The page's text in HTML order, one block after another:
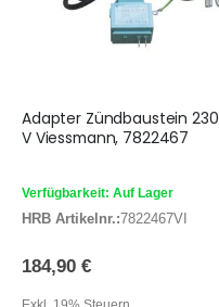
Adapter Zündbaustein 230
V Viessmann, 7822467
Verfügbarkeit: Auf Lager
HRB Artikelnr.:7822467VI
184,90 €